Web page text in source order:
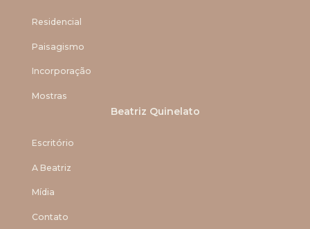
Residencial
Paisagismo
Incorporação
Mostras
Beatriz Quinelato
Escritório
A Beatriz
Mídia
Contato